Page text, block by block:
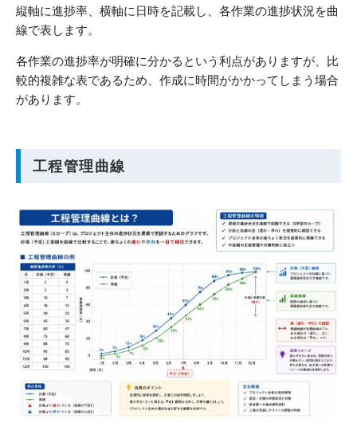
縦軸に進捗率、横軸に日時を記載し、各作業の進捗状況を曲
線で表します。
各作業の進捗率が明確に分かるという利点がありますが、比
較的複雑な表であるため、作成に時間がかかってしまう場合
があります。
工程管理曲線